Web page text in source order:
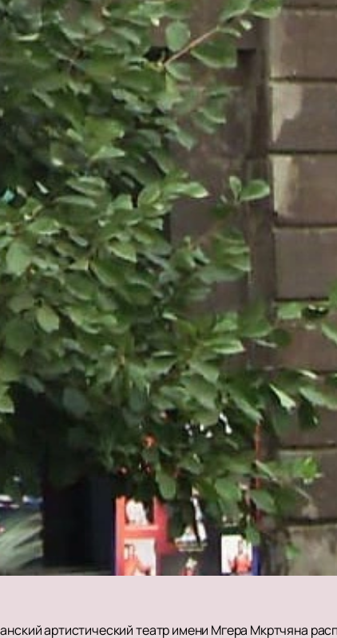
артистический театр имени Мгера Мкртчяна